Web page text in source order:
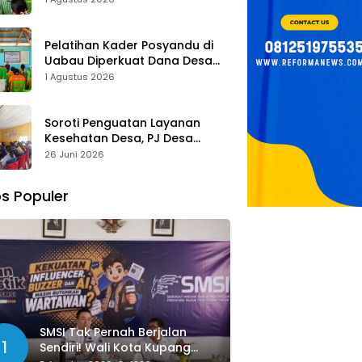
Pelatihan Kader Posyandu di
Uabau Diperkuat Dana Desa
2026, Remigius Bria Tekankan
1 Agustus 2026
Soroti Penguatan Layanan
Kesehatan Desa, PJ Desa
Kereana Willybrodus K. Khun,
26 Juni 2026
Populer
1
SMSI Tak Pernah Berjalan
Sendiri! Wali Kota Kupang